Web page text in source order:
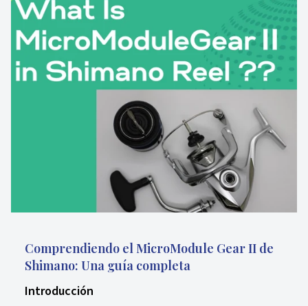
Comprendiendo el MicroModule Gear II de
Shimano: Una guía completa
Introducción